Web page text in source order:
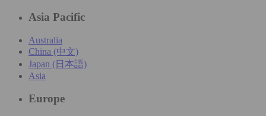
Asia Pacific
Australia
China (中文)
Japan (日本語)
Asia
Europe